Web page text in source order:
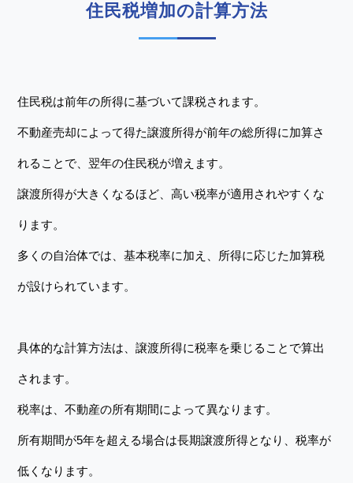
住民税増加の計算方法
住民税は前年の所得に基づいて課税されます。
不動産売却によって得た譲渡所得が前年の総所得に加算さ
れることで、翌年の住民税が増えます。
譲渡所得が大きくなるほど、高い税率が適用されやすくな
ります。
多くの自治体では、基本税率に加え、所得に応じた加算税
が設けられています。
具体的な計算方法は、譲渡所得に税率を乗じることで算出
されます。
税率は、不動産の所有期間によって異なります。
所有期間が5年を超える場合は長期譲渡所得となり、税率が
低くなります。